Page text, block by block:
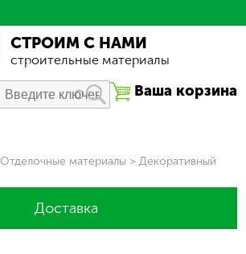
СТРОИМ С НАМИ
строительные материалы
Ваша корзина
Отделочные материалы > Декоративный
Доставка